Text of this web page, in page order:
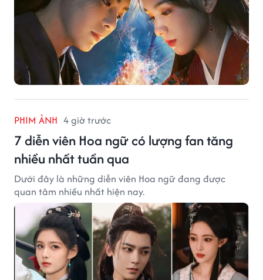
PHIM ẢNH 4 giờ trước
7 diễn viên Hoa ngữ có lượng fan tăng
nhiều nhất tuần qua
Dưới đây là những diễn viên Hoa ngữ đang được
quan tâm nhiều nhất hiện nay.